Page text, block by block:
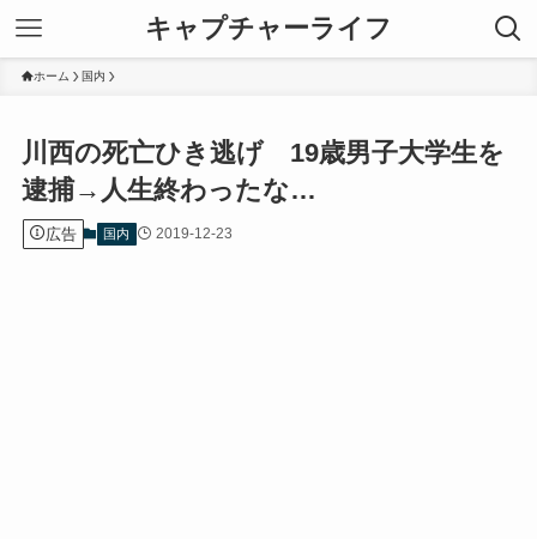
キャプチャーライフ
ホーム 国内
川西の死亡ひき逃げ 19歳男子大学生を
逮捕→人生終わったな…
広告 国内 2019-12-23